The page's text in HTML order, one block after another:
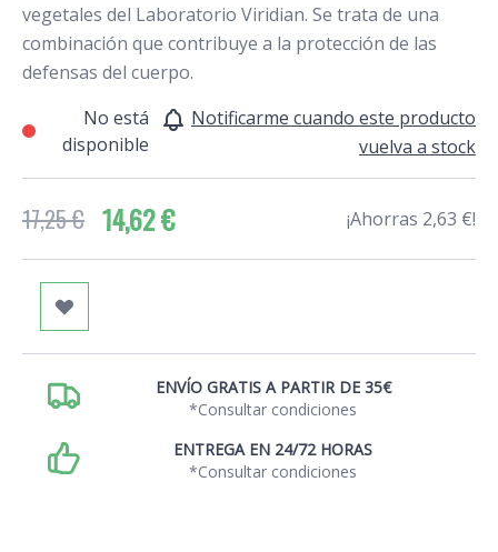
vegetales del Laboratorio Viridian. Se trata de una
combinación que contribuye a la protección de las
defensas del cuerpo.
No está
disponible
Notificarme cuando este producto
vuelva a stock
17,25 € 14,62 € ¡Ahorras 2,63 €!
ENVÍO GRATIS A PARTIR DE 35€
*Consultar condiciones
ENTREGA EN 24/72 HORAS
*Consultar condiciones